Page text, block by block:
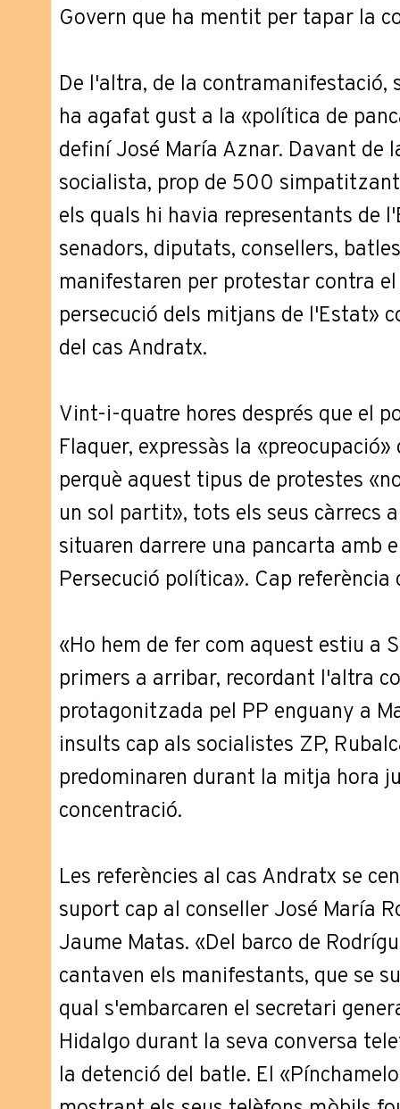
Govern que ha mentit per tapar la
De l'altra, de la contramanifestació,
ha agafat gust a la «política de
definí José María Aznar. Davant de
socialista, prop de 500
els quals hi havia representants de
senadors, diputats, consellers,
manifestaren per protestar contra
persecució dels mitjans de l'Estat»
del cas Andratx.
Vint-i-quatre hores després que el
Flaquer, expressàs la
perquè aquest tipus de protestes
un sol partit», tots els seus càrrecs
situaren darrere una pancarta amb
Persecució política». Cap
«Ho hem de fer com aquest estiu a
primers a arribar, recordant l'altra
protagonitzada pel PP enguany a
insults cap als socialistes ZP,
predominaren durant la mitja hora
concentració.
Les referències al cas Andratx se
suport cap al conseller José María
Jaume Matas. «Del barco de
cantaven els manifestants, que se
qual s'embarcaren el secretari
Hidalgo durant la seva conversa
la detenció del batle. El